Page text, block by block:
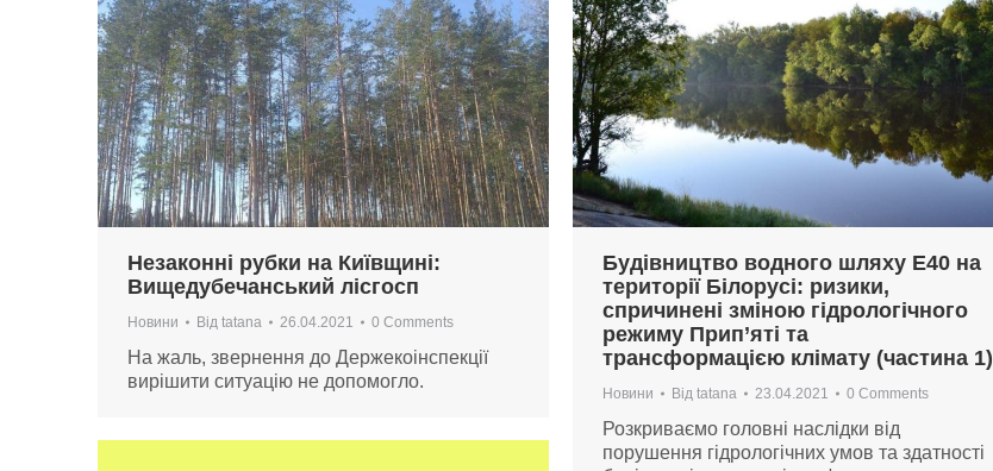
Незаконні рубки на Київщині:
Вищедубечанський лісгосп
Новини Від tatana 26.04.2021 0 Comments
На жаль, звернення до Держекоінспекції
вирішити ситуацію не допомогло.
Будівництво водного шляху Е40 на
території Білорусі: ризики,
спричинені зміною гідрологічного
режиму Прип’яті та
трансформацією клімату (частина 1)
Новини Від tatana 23.04.2021 0 Comments
Розкриваємо головні наслідки від
порушення гідрологічних умов та здатності